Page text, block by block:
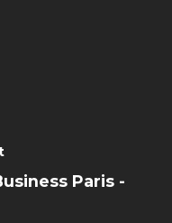
Paris -